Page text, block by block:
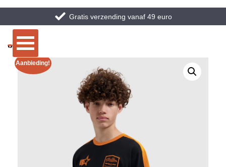
Gratis verzending vanaf 49 euro
Aanbieding!